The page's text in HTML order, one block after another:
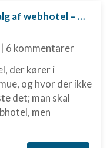
10 klassiske fejl ved valg af webhotel – og hvordan du undgår dem
| 6 kommentarer
der kører i
og hvor der ikke
det; man skal
men